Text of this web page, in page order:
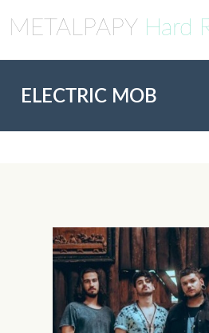
METALPAPY Hard
ELECTRIC MOB